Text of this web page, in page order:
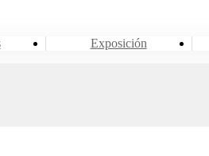
Exposición